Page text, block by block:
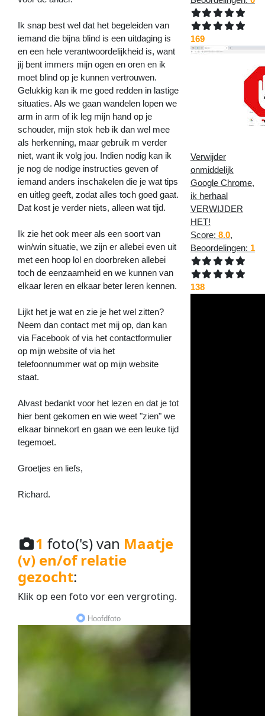
Ik snap best wel dat het begeleiden van
iemand die bijna blind is een uitdaging is
en een hele verantwoordelijkheid is, want
jij bent immers mijn ogen en oren en ik
moet blind op je kunnen vertrouwen.
Gelukkig kan ik me goed redden in lastige
situaties. Als we gaan wandelen lopen we
arm in arm of ik leg mijn hand op je
schouder, mijn stok heb ik dan wel mee
als herkenning, maar gebruik m verder
niet, want ik volg jou. Indien nodig kan ik
je nog de nodige instructies geven of
iemand anders inschakelen die je wat tips
en uitleg geeft, zodat alles toch goed gaat.
Dat kost je verder niets, alleen wat tijd.
Ik zie het ook meer als een soort van
win/win situatie, we zijn er allebei even uit
met een hoop lol en doorbreken allebei
toch de eenzaamheid en we kunnen van
elkaar leren en elkaar beter leren kennen.
Lijkt het je wat en zie je het wel zitten?
Neem dan contact met mij op, dan kan
via Facebook of via het contactformulier
op mijn website of via het
telefoonnummer wat op mijn website
staat.
Alvast bedankt voor het lezen en dat je tot
hier bent gekomen en wie weet "zien" we
elkaar binnekort en gaan we een leuke tijd
tegemoet.
Groetjes en liefs,
Richard.
1 foto('s) van Maatje
(v) en/of relatie
gezocht:
Klik op eenfoto vor eenvergroting.
Hoofdfoto
169
Verwijder
onmiddelijk
Google Chrome,
ik herhaal
VERWIJDER
HET!
Score: 8.0,
Beoordelingen: 1
138